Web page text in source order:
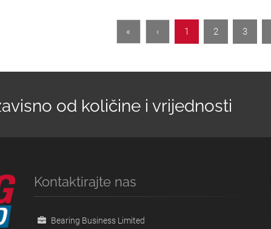
« ‹ 1 2 3
od količine i vrijednosti
Kontaktirajte nas
Bearing Business Limited